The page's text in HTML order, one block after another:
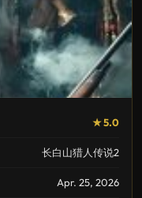
★ 5.0
长白山猎人传说2
Apr. 25, 2026